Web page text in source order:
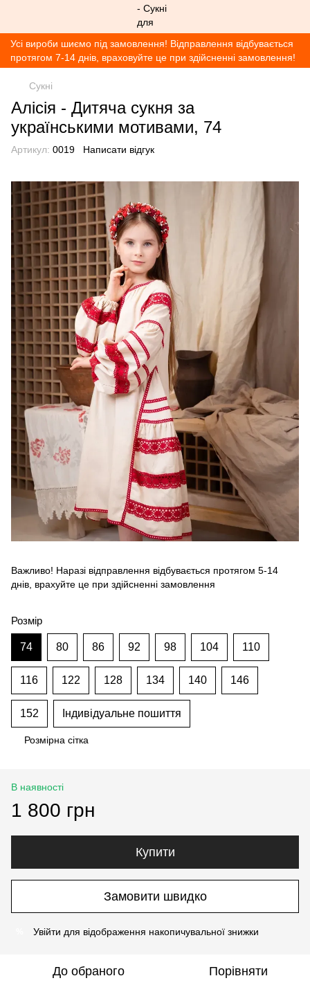
Усі вироби шиємо під замовлення! Відправлення відбувається
протягом 7-14 днів, враховуйте це при здійсненні замовлення!
Сукні
Алісія - Дитяча сукня за
українськими мотивами, 74
Артикул: 0019 Написати відгук
Важливо! Наразі відправлення відбувається протягом 5-14
днів, врахуйте це при здійсненні замовлення
Розмір
74 80 86 92 98 104 110
116 122 128 134 140 146
152 Індивідуальне пошиття
Розмірна сітка
В наявності
1 800 грн
Купити
Замовити швидко
Увійти для відображення накопичувальної знижки
До обраного Порівняти